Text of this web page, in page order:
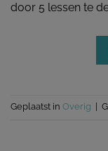
door 5 lessen te
Geplaatst in Overig